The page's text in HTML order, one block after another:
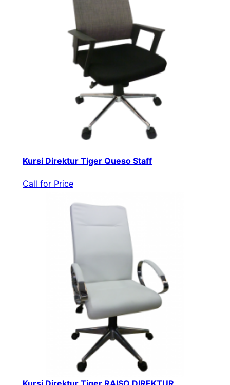
Kursi Direktur Tiger Queso Staff
Call for Price